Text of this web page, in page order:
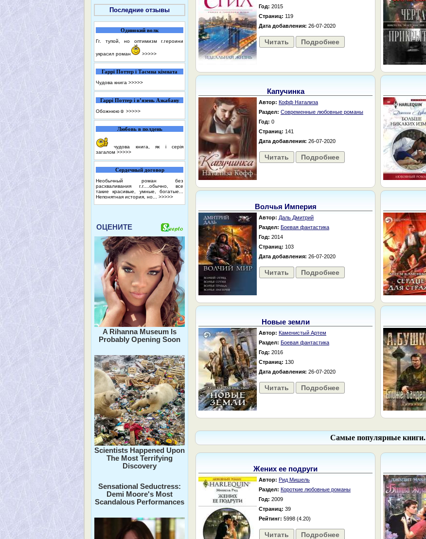
Последние отзывы
Одинокий волк
Гг. тупой, но оптимизм г.героини
украсил роман >>>>>
Гаррі Поттер і Таємна кімната
Чудова книга >>>>>
Гаррі Поттер і в’язень Азкабану
Обожнюю☺️ >>>>>
Любовь в полдень
чудова книга, як і серія
загалом >>>>>
Сердечный договор
Необычный роман без
расхваливания г.г....обычно, все
такие красивые, умные, богатые...
Непонятная история, но... >>>>>
ОЦЕНИТЕ
A Rihanna Museum Is
Probably Opening Soon
Scientists Happened Upon
The Most Terrifying
Discovery
Sensational Seductress:
Demi Moore's Most
Scandalous Performances
Год: 2015
Страниц: 119
Дата добавления: 26-07-2020
Читать Подробнее
Капучинка
Автор: Кофф Натализа
Раздел: Современные любовные романы
Год: 0
Страниц: 141
Дата добавления: 26-07-2020
Читать Подробнее
Волчья Империя
Автор: Даль Дмитрий
Раздел: Боевая фантастика
Год: 2014
Страниц: 103
Дата добавления: 26-07-2020
Читать Подробнее
Новые земли
Автор: Каменистый Артем
Раздел: Боевая фантастика
Год: 2016
Страниц: 130
Дата добавления: 26-07-2020
Читать Подробнее
Самые популярные книги.
Жених ее подруги
Автор: Рид Мишель
Раздел: Короткие любовные романы
Год: 2009
Страниц: 39
Рейтинг: 5998 (4.20)
Читать Подробнее